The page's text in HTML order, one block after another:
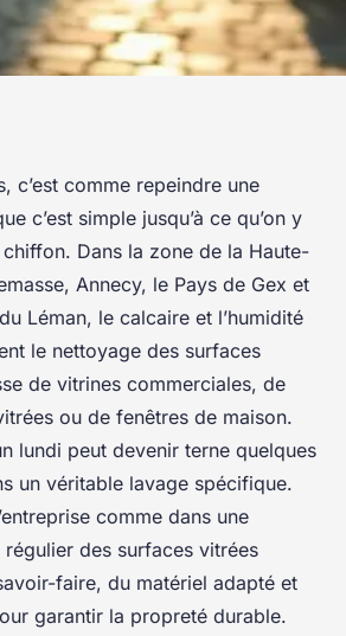
à Thonon-
comment bien
prestataire ?
•11 min de lecture
c’est comme repeindre une
c’est simple jusqu’à ce qu’on y
Dans la zone de la Haute-
Annecy, le Pays de Gex et
Léman, le calcaire et l’humidité
le nettoyage des surfaces
de vitrines commerciales, de
ou de fenêtres de maison.
lundi peut devenir terne quelques
un véritable lavage spécifique.
comme dans une
régulier des surfaces vitrées
faire, du matériel adapté et
garantir la propreté durable.